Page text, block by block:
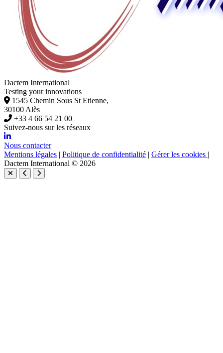
Dactem International
Testing your innovations
1545 Chemin Sous St Etienne,
30100 Alès
+33 4 66 54 21 00
Suivez-nous sur les réseaux
Nous contacter
Mentions légales
Politique de confidentialité Gérer les cookies
Dactem International © 2026